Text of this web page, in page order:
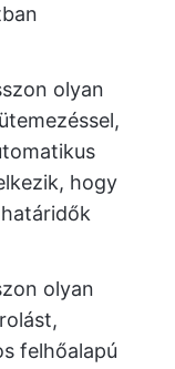
olyan
hogy
olyan
felhőalapú